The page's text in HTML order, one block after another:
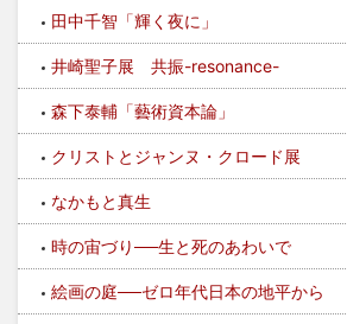
田中千智「輝く夜に」
井崎聖子展 共振-resonance-
森下泰輔「藝術資本論」
クリストとジャンヌ・クロード展
なかもと真生
時の宙づり──生と死のあわいで
絵画の庭──ゼロ年代日本の地平から